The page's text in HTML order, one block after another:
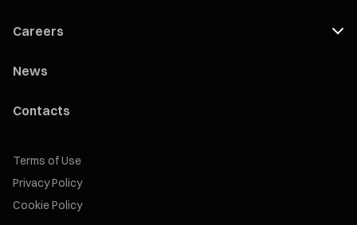
Careers
News
Contacts
Terms of Use
Privacy Policy
Cookie Policy